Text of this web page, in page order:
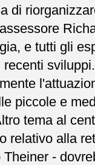
di
e tutti gli
recenti
piccole e
tema al
relativo alla
Theiner -